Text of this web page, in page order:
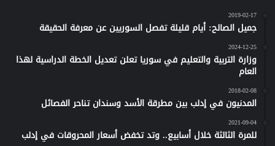
2019-02-17
جميل الصالح: أيام قليلة تفصل السوريين عن معرفة الحقيقة
2024-12-25
وزارة التربية والتعليم في سوريا تعلن تعديل الخطة الدراسية لهذا
العام
2018-02-08
المدنيون في إدلب بين مطرقة الأسد وسندان تناحر الفصائل
2021-09-04
للمرة الثالثة خلال أسابيع.. وتد تخفض أسعار المحروقات في إدلب